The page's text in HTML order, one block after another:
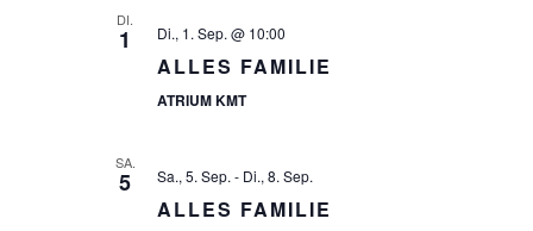
DI.
1 Di., 1. Sep. @ 10:00
ALLES FAMILIE
ATRIUM KMT
SA.
5 Sa., 5. Sep. - Di., 8. Sep.
ALLES FAMILIE